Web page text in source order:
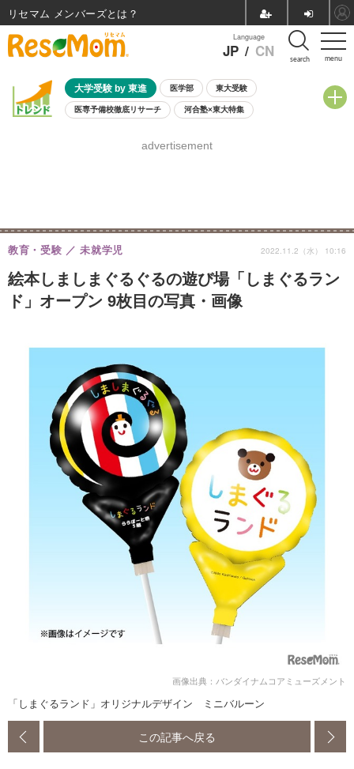
menu
Language
JP / CN search
大学受験 by 東進 医学部 東大受験
医専予備校徹底リサーチ 河合塾×東大特集
8月開催学校説明会・相談会
advertisement
絵本しましまぐるぐるの遊び場「しまぐるラン
ド」オープン 9枚目の写真・画像
教育・受験 未就学児 2022.11.2（水） 10:16
画像出典：バンダイナムコアミューズメント
「しまぐるランド」オリジナルデザイン ミニバルーン
この記事へ戻る
リセマム メンバーズ